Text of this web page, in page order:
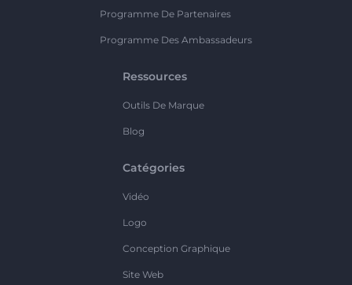
Programme De Partenaires
Programme Des Ambassadeurs
Ressources
Outils De Marque
Blog
Catégories
Vidéo
Logo
Conception Graphique
Site Web